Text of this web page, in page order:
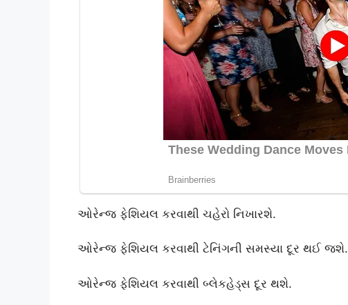
ઓરેન્જ ફેશિયલ કરવાથી ચહેરો નિખારશે.
ઓરેન્જ ફેશિયલ કરવાથી ટેનિંગની સમસ્યા દૂર થઈ જશે.
ઓરેન્જ ફેશિયલ કરવાથી બ્લેકહેડ્સ દૂર થશે.